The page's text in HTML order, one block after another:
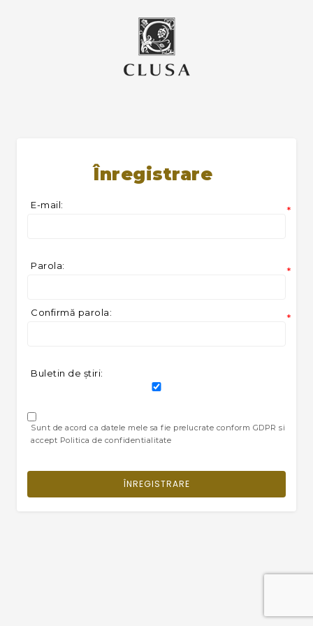
Înregistrare
E-mail: *
Parola: *
Confirmă parola: *
Buletin de ştiri:
Sunt de acord ca datele mele sa fie prelucrate conform GDPR si
accept Politica de confidentialitate
ÎNREGISTRARE